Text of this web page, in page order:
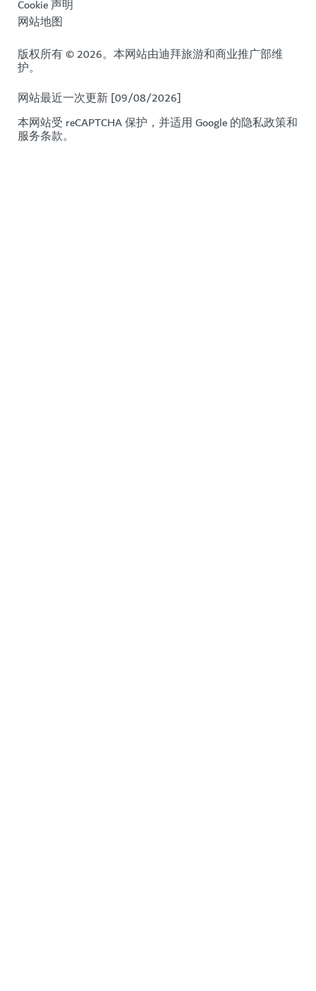
Cookie 声明
网站地图
版权所有 © 2026。本网站由迪拜旅游和商业推广部维
护。
网站最近一次更新 [09/08/2026]
本网站受 reCAPTCHA 保护，并适用 Google 的隐私政策和
服务条款。